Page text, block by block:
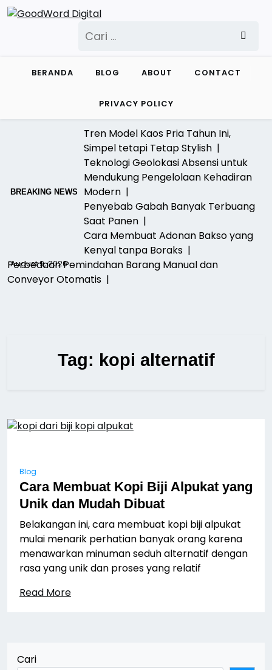
Skip
to
untuk:
BERANDA BLOG ABOUT CONTACT
PRIVACY POLICY
BREAKING NEWS
Tren Model Kaos Pria Tahun Ini,
Simpel tetapi Tetap Stylish |
Teknologi Geolokasi Absensi untuk
Mendukung Pengelolaan Kehadiran
Modern |
Penyebab Gabah Banyak Terbuang
Saat Panen |
Cara Membuat Adonan Bakso yang
Kenyal tanpa Boraks |
Perbedaan Pemindahan Barang Manual dan
Conveyor Otomatis |
August 9, 2026
Tag: kopi alternatif
Blog
Cara Membuat Kopi Biji Alpukat yang
Unik dan Mudah Dibuat
Belakangan ini, cara membuat kopi biji alpukat
mulai menarik perhatian banyak orang karena
menawarkan minuman seduh alternatif dengan
rasa yang unik dan proses yang relatif
Read More
Cari